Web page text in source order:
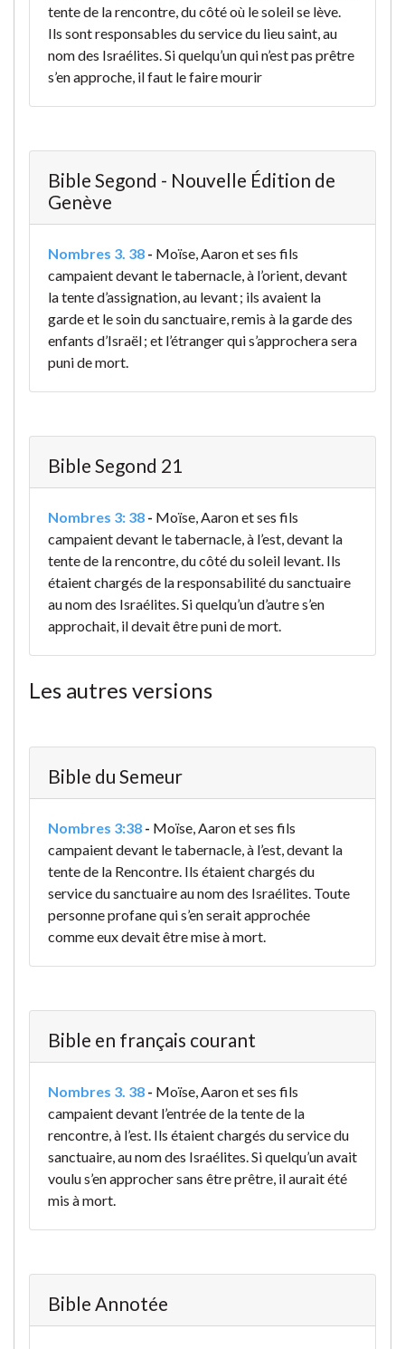
tente de la rencontre, du côté où le soleil se lève.
Ils sont responsables du service du lieu saint, au
nom des Israélites. Si quelqu’un qui n’est pas prêtre
s’en approche, il faut le faire mourir
Bible Segond - Nouvelle Édition de
Genève
Nombres 3. 38 - Moïse, Aaron et ses fils
campaient devant le tabernacle, à l’orient, devant
la tente d’assignation, au levant ; ils avaient la
garde et le soin du sanctuaire, remis à la garde des
enfants d’Israël ; et l’étranger qui s’approchera sera
puni de mort.
Bible Segond 21
Nombres 3: 38 - Moïse, Aaron et ses fils
campaient devant le tabernacle, à l’est, devant la
tente de la rencontre, du côté du soleil levant. Ils
étaient chargés de la responsabilité du sanctuaire
au nom des Israélites. Si quelqu’un d’autre s’en
approchait, il devait être puni de mort.
Les autres versions
Bible du Semeur
Nombres 3:38 - Moïse, Aaron et ses fils
campaient devant le tabernacle, à l’est, devant la
tente de la Rencontre. Ils étaient chargés du
service du sanctuaire au nom des Israélites. Toute
personne profane qui s’en serait approchée
comme eux devait être mise à mort.
Bible en français courant
Nombres 3. 38 - Moïse, Aaron et ses fils
campaient devant l’entrée de la tente de la
rencontre, à l’est. Ils étaient chargés du service du
sanctuaire, au nom des Israélites. Si quelqu’un avait
voulu s’en approcher sans être prêtre, il aurait été
mis à mort.
Bible Annotée